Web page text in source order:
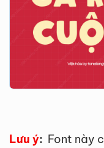
Lưu ý: Font này